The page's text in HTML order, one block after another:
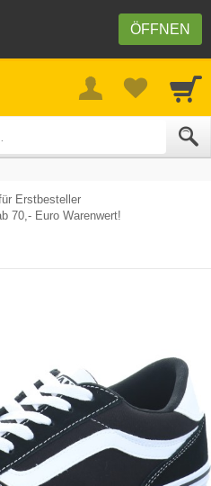
ÖFFNEN
Erstbesteller
70,- Euro Warenwert!